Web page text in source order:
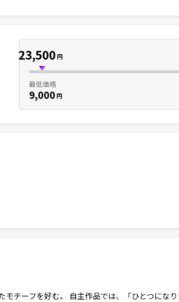
23,500 円
最低価格
9,000 円
チーフを好む。 自主作品では、「ひとつにな